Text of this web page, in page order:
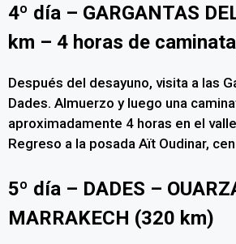
4º día – GARGANTAS
km – 4 horas de
Después del desayuno, visita a las
Dades. Almuerzo y luego una
aproximadamente 4 horas en el
Regreso a la posada Aït Oudinar,
5º día – DADES –
MARRAKECH (320 km)